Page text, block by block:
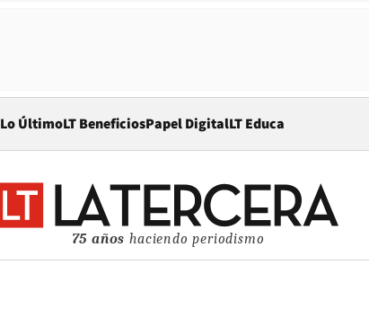
Lo ÚltimoLT BeneficiosPapel DigitalOpens in new window
LT Educa
75 años haciendo periodismo